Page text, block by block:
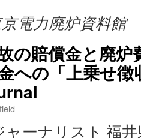
電力廃炉資料館
の賠償金と廃
への「上乗せ
ーナリスト 福